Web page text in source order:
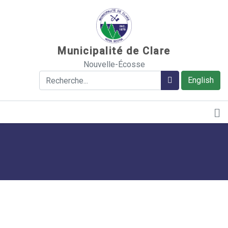
Municipalité de Clare
Nouvelle-Écosse
English
Rechercher Rechercher